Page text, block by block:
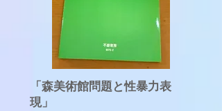
「森美術館問題と性暴力表
現」